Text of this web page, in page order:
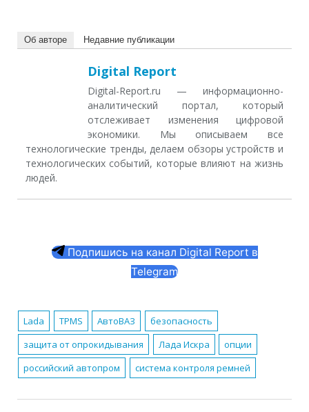
Об авторе Недавние публикации
Digital Report
Digital-Report.ru — информационно-
аналитический портал, который
отслеживает изменения цифровой
экономики. Мы описываем все
технологические тренды, делаем обзоры устройств и
технологических событий, которые влияют на жизнь
людей.
Подпишись на канал Digital Report в
Telegram
Lada TPMS АвтоВАЗ
безопасность
защита от опрокидывания
Лада Искра
опции
российский автопром
система контроля ремней